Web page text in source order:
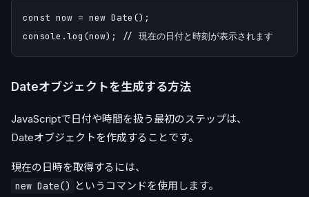
const now = new Date();
Dateオブジェクトを生成する方法
JavaScriptで日付や時間を扱う最初のステップは、
Dateオブジェクトを作成することです。
現在の日時を取得するには、
new Date() というコマンドを使用します。